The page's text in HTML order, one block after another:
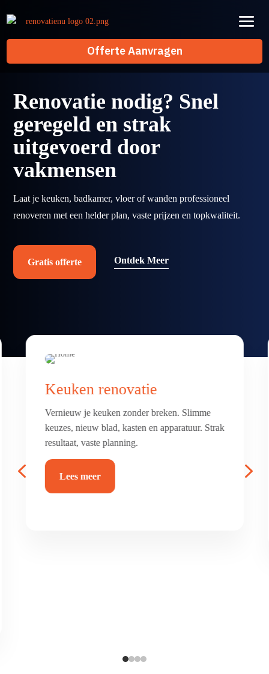
Offerte Aanvragen
Offerte Aanvragen
Renovatie nodig? Snel
geregeld en strak
uitgevoerd door
vakmensen
Laat je keuken, badkamer, vloer of wanden professioneel
renoveren met een helder plan, vaste prijzen en topkwaliteit.
Gratis offerte Ontdek Meer
Badkamer & toilet
renovatie
Frisse, comfortabele badkamer of toilet met
luxe afwerking. Alles netjes betegeld, afgekit
en waterdicht.
Lees meer
4 5